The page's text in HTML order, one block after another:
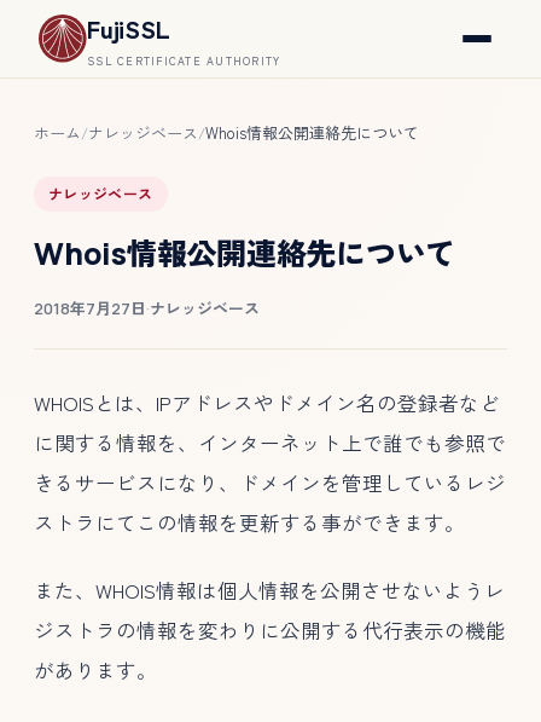
FujiSSL
SSL CERTIFICATE AUTHORITY
ホーム/ナレッジベース/Whois情報公開連絡先について
ナレッジベース
Whois情報公開連絡先について
2018年7月27日·ナレッジベース
WHOISとは、IPアドレスやドメイン名の登録者など
に関する情報を、インターネット上で誰でも参照で
きるサービスになり、ドメインを管理しているレジ
ストラにてこの情報を更新する事ができます。
また、WHOIS情報は個人情報を公開させないようレ
ジストラの情報を変わりに公開する代行表示の機能
があります。